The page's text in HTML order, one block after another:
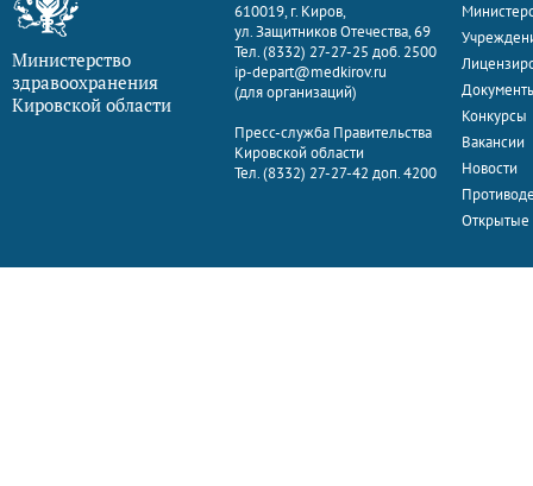
Министерство
здравоохранения
Кировской области
610019, г. Киров,
ул. Защитников Отечества, 69
Тел. (8332) 27-27-25 доб. 2500
ip-depart@medkirov.ru
(для организаций)
Пресс-служба Правительства
Кировской области
Тел. (8332) 27-27-42 доп. 4200
Конкурсы
Вакансии
Новости